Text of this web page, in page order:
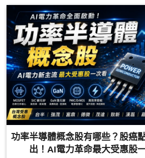
功率半導體概念股有哪些？股癌
出！AI電力革命最大受惠股